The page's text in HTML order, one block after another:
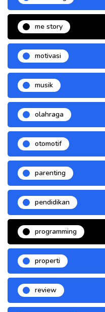
me story
motivasi
musik
olahraga
otomotif
parenting
pendidikan
programming
properti
review